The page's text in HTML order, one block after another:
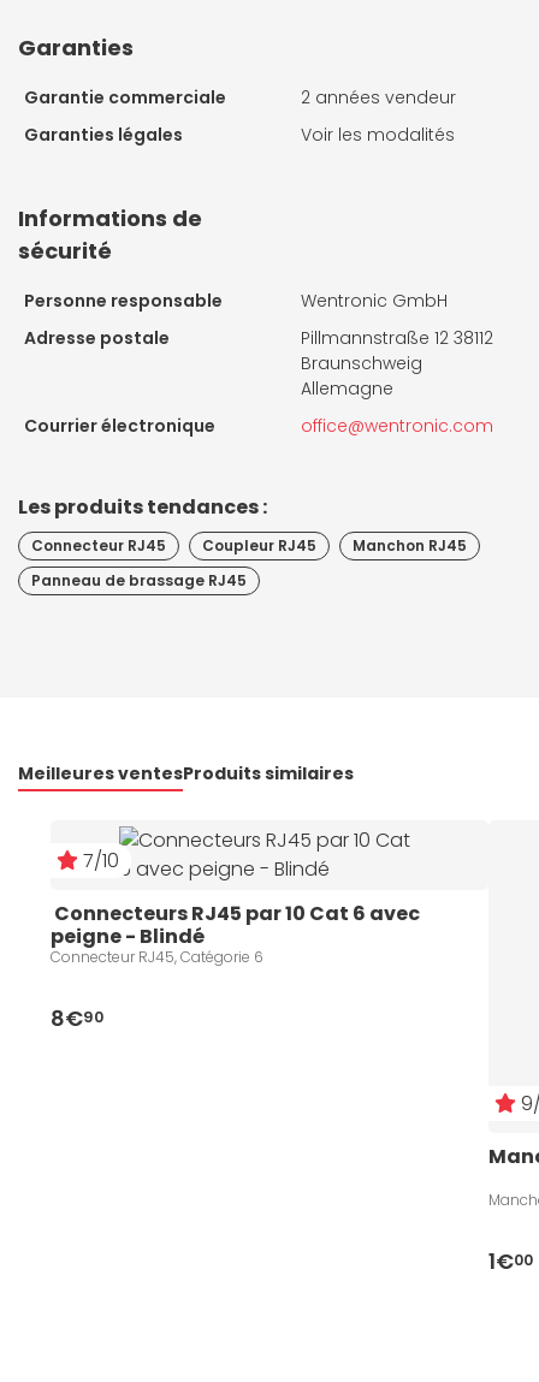
Garanties
Garantie commerciale
2 années vendeur
Garanties légales
Voir les modalités
Informations de
sécurité
Personne responsable
Wentronic GmbH
Adresse postale
Pillmannstraße 12 38112
Braunschweig
Allemagne
Courrier électronique
office@wentronic.com
Les produits tendances :
Connecteur RJ45 Coupleur RJ45
Manchon RJ45
Panneau de brassage RJ45
Meilleures ventesProduits similaires
7/10
peigne - Blindé
Connecteur RJ45, Catégorie 6
8€90
1€00